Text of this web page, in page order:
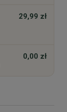
29,99 zł
0,00 zł